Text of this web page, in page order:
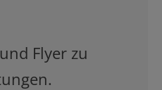
Flyer zu